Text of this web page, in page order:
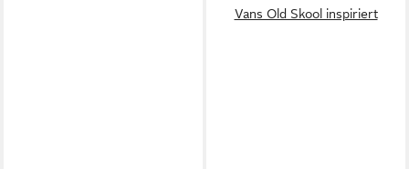
Vans Old Skool inspiriert